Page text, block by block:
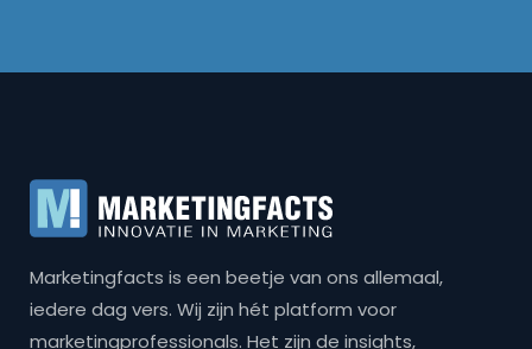
Marketingfacts is een beetje van ons allemaal,
iedere dag vers. Wij zijn hét platform voor
marketingprofessionals. Het zijn de insights,